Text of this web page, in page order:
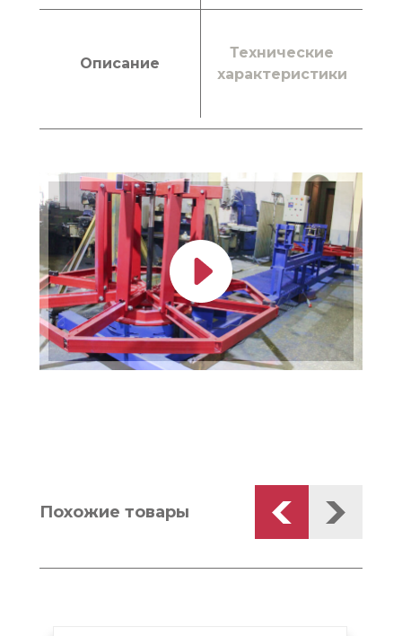
Описание
Технические
характеристики
Похожие товары